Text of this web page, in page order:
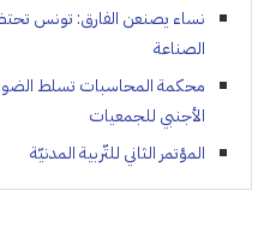
نساء يصنعن الفارق: تونس
الصناعة
محكمة المحاسبات تسلط الضوء
الأجنبي للجمعيات
المؤتمر الثاني للتّربية المدنيّة